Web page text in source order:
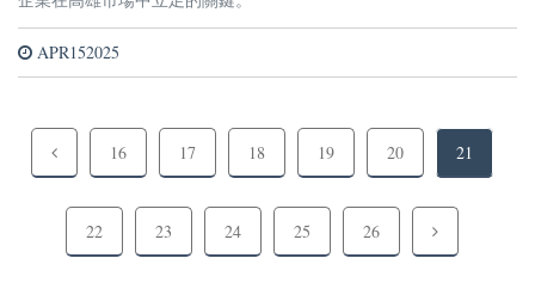
APR152025
16 17 18 19 20 21
22 23 24 25 26